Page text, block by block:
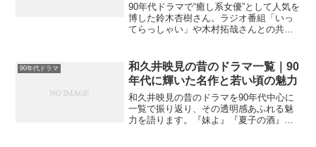
90年代ドラマで“癒し系女優”として人気を
博した鈴木杏樹さん。ラジオ番組「いっ
てらっしゃい」や木村拓哉さんとの共演
を振り返りながら、その魅力と現在の姿
を紹介します。
90年代ドラマ
和久井映見の昔のドラマ一覧｜90
年代に輝いた名作と若い頃の魅力
和久井映見の昔のドラマを90年代中心に
一覧で振り返り、その透明感あふれる魅
力を語ります。『妹よ』『夏子の酒』